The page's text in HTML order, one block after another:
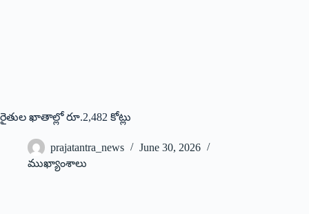
రైతుల ఖాతాల్లో రూ.2,482 కోట్లు
prajatantra_news
June 30, 2026
ముఖ్యాంశాలు